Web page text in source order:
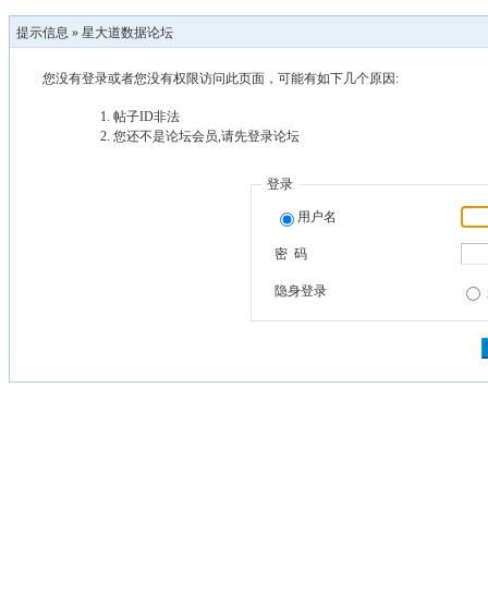
提示信息 » 星大道数据论坛
您没有登录或者您没有权限访问此页面，可能有如下几个原因:
帖子ID非法
您还不是论坛会员,请先登录论坛
登录
用户名
密 码
隐身登录